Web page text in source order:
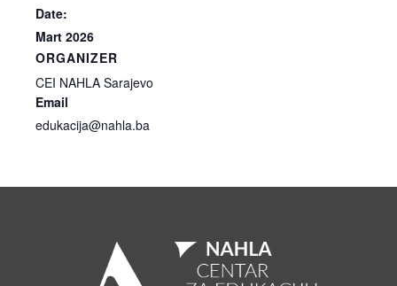
Date:
Mart 2026
ORGANIZER
CEI NAHLA Sarajevo
Email
edukacija@nahla.ba